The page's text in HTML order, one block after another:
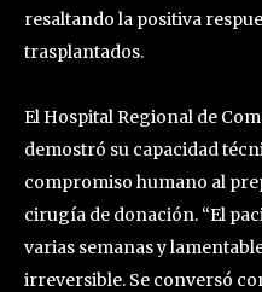
resaltando la positiva
trasplantados.
El Hospital Regional de
demostró su capacidad
compromiso humano al
cirugía de donación. “El
varias semanas y
irreversible. Se conversó